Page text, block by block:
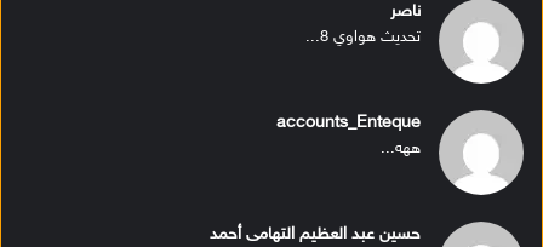
ناصر
تحديث هواوي 8...
accounts_Enteque
ههه...
حسين عبد العظيم التهامى أحمد